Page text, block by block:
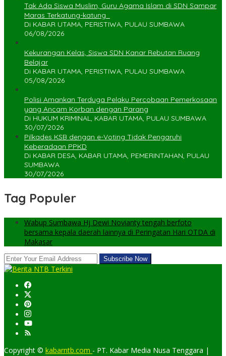
Tak Ada Siswa Muslim, Guru Agama Islam di SDN Sampar
Maras Terkatung-katung ‎
Di KABAR UTAMA, PERISTIWA, PULAU SUMBAWA
06/08/2026
Kekurangan Kelas, Siswa SDN Kanar Rebutan Ruang
Belajar
Di KABAR UTAMA, PERISTIWA, PULAU SUMBAWA
05/08/2026
Polisi Amankan Terduga Pelaku Percobaan Pemerkosaan
yang Ancam Korban dengan Parang
Di HUKUM KRIMINAL, KABAR UTAMA, PULAU SUMBAWA
30/07/2026
Pilkades KSB dengan e-Voting Tidak Pengaruhi
Keberadaan PPKD
Di KABAR DESA, KABAR UTAMA, PEMERINTAHAN, PULAU
SUMBAWA
30/07/2026
Tag Populer
Wabup Sumbawa Hj Dewi Novianty tengah berfoto
bersama kepala daerah lainnya di Peringatan Hari OTDA di
Makasar
Copyright © kabarntb.com - PT. Kabar Media Nusa Tenggara |